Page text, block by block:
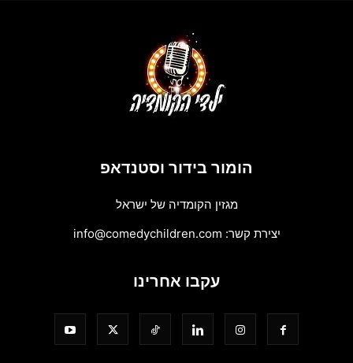
הומור בידור וסטנדאפ
מגזין הקומדיה של ישראל
יצירת קשר: info@comedychildren.com
עקבו אחרינו